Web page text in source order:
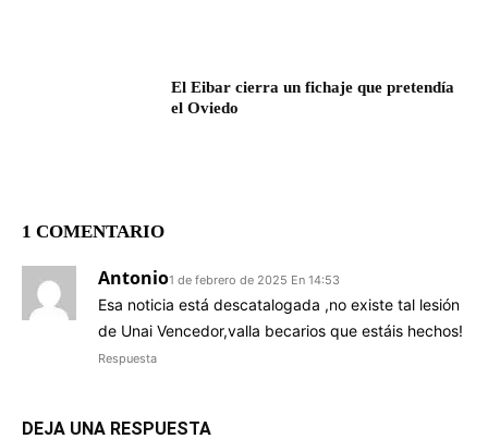
El Eibar cierra un fichaje que pretendía
el Oviedo
1 COMENTARIO
Antonio1 de febrero de 2025 En 14:53
Esa noticia está descatalogada ,no existe tal lesión
de Unai Vencedor,valla becarios que estáis hechos!
Respuesta
DEJA UNA RESPUESTA